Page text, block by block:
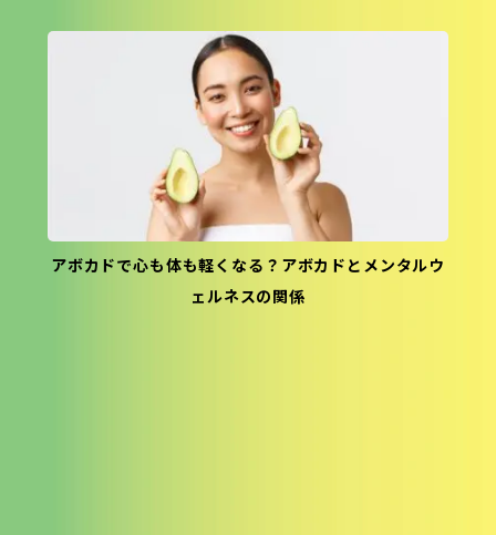
アボカドで心も体も軽くなる？アボカドとメンタルウ
ェルネスの関係